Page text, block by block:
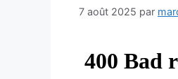
7 août 2025 par